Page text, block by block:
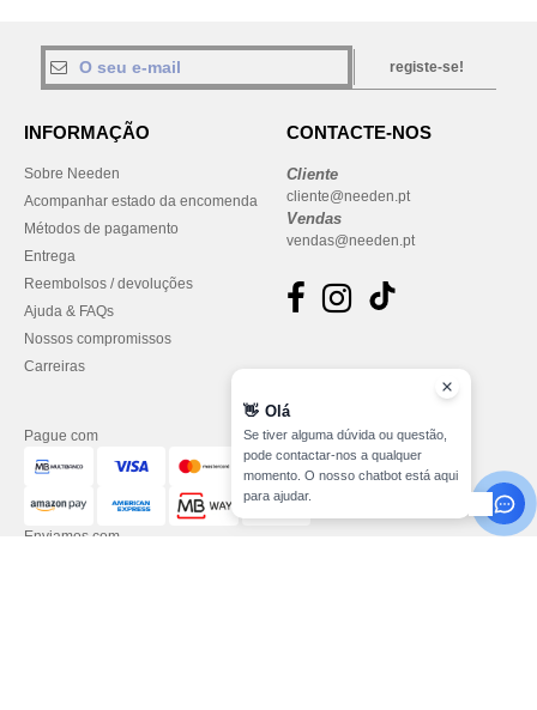
registe-se!
INFORMAÇÃO
Sobre Needen
Acompanhar estado da encomenda
Métodos de pagamento
Entrega
Reembolsos / devoluções
Ajuda & FAQs
Nossos compromissos
Carreiras
CONTACTE-NOS
Cliente
cliente@needen.pt
Vendas
vendas@needen.pt
Pague com
Enviamos com
👋 Olá
Se tiver alguma dúvida ou questão,
pode contactar-nos a qualquer
momento. O nosso chatbot está aqui
para ajudar.